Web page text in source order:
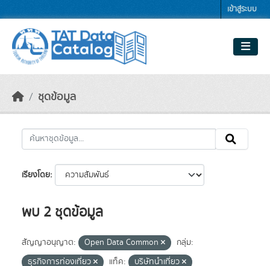
เข้าสู่ระบบ
ชุดข้อมูล
เรียงโดย
พบ 2 ชุดข้อมูล
สัญญาอนุญาต: Open Data Common
กลุ่ม:
ธุรกิจการท่องเที่ยว
แท็ค:
บริษัทนำเที่ยว